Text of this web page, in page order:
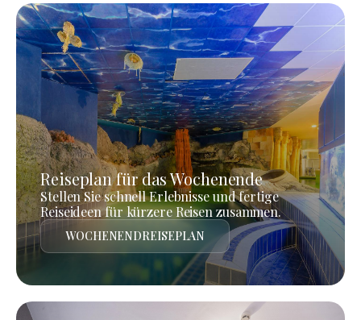
Reiseplan für das Wochenende
Stellen Sie schnell Erlebnisse und fertige
Reiseideen für kürzere Reisen zusammen.
WOCHENENDREISEPLAN